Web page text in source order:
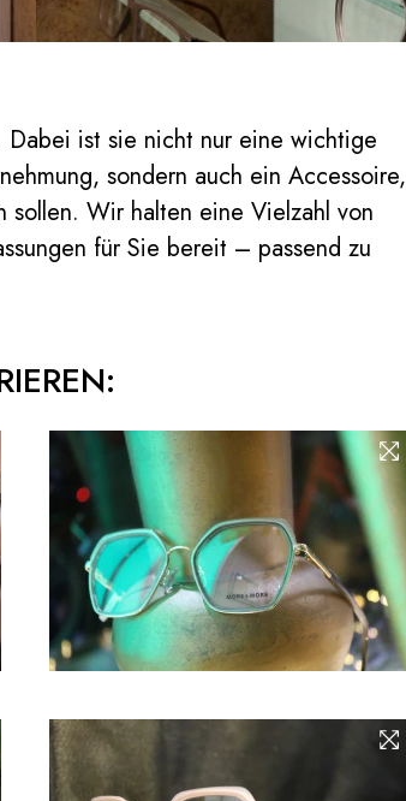
ist sie nicht nur eine wichtige
sondern auch ein Accessoire,
sollen. Wir halten eine Vielzahl von
für Sie bereit – passend zu